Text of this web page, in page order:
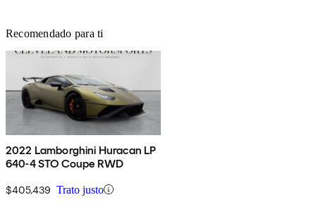
Recomendado para ti
2022 Lamborghini Huracan LP
640-4 STO Coupe RWD
$405,439 Trato justo